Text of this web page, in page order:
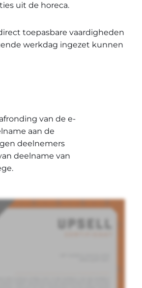
uit de horeca.
toepasbare vaardigheden
werkdag ingezet kunnen
van de e-
aan de
deelnemers
deelname van